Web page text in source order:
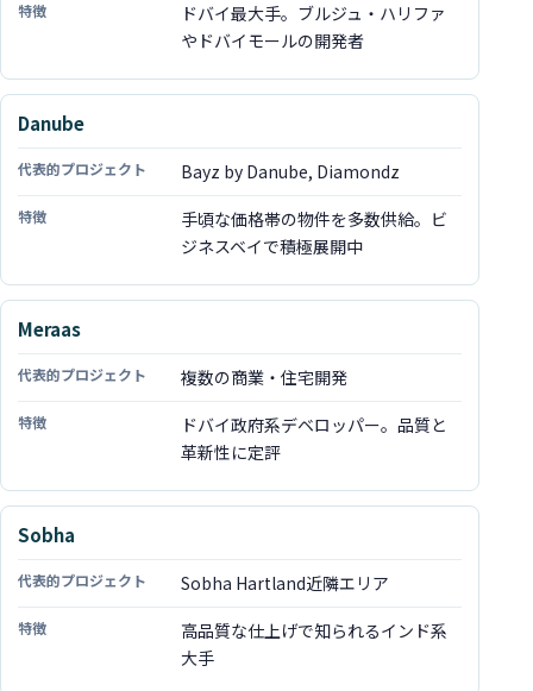
特徴
ドバイ最大手。ブルジュ・ハリファ
やドバイモールの開発者
Danube
Bayz by Danube, Diamondz
手頃な価格帯の物件を多数供給。ビ
ジネスベイで積極展開中
Meraas
複数の商業・住宅開発
ドバイ政府系デベロッパー。品質と
革新性に定評
Sobha
Sobha Hartland近隣エリア
高品質な仕上げで知られるインド系
大手